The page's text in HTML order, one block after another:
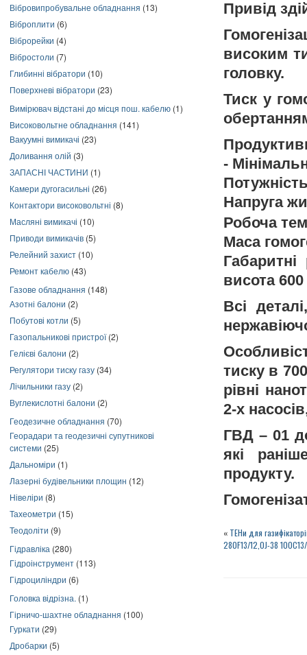
Вібровипробувальне обладнання (13)
Віброплити (6)
Віброрейки (4)
Вібростоли (7)
Глибинні вібратори (10)
Поверхневі вібратори (23)
Вимірювач відстані до місця пош. кабелю (1)
Високовольтне обладнання (141)
Вакуумні вимикачі (23)
Доливання олій (3)
ЗАПАСНІ ЧАСТИНИ (1)
Камери дугогасильні (26)
Контактори високовольтні (8)
Масляні вимикачі (10)
Приводи вимикачів (5)
Релейний захист (10)
Ремонт кабелю (43)
Газове обладнання (148)
Азотні балони (2)
Побутові котли (5)
Газопальникові пристрої(2)
Гелієві балони (2)
Регулятори тиску газу (34)
Лічильники газу (2)
Вуглекислотні балони (2)
Геодезичне обладнання (70)
Георадари та геодезичні супутникові
системи (25)
Дальноміри (1)
Лазерні будівельники площин (12)
Нівеліри (8)
Тахеометри (15)
Теодоліти (9)
Гідравліка (280)
Гідроінструмент (113)
Гідроциліндри (6)
Головка відрізна. (1)
Гірничо-шахтне обладнання (100)
Гуркати (29)
Дробарки (5)
Привід
високим
головку.
Тиск у
-
Напруга
Робоча
Маса
висота
Всі
тиску в
рівні
2-х
ГВД – 01
які
продукту.
« ТЕНи для
280F13/12,0J-38